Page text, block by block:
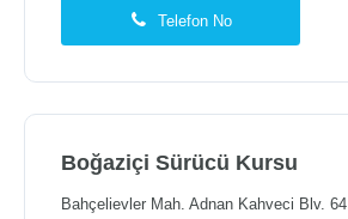
Telefon No
Boğaziçi Sürücü Kursu
Bahçelievler Mah. Adnan Kahveci Blv. 64